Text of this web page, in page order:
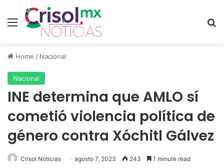
Menu
Home / Nacional
Nacional
INE determina que AMLO sí
cometió violencia política de
género contra Xóchitl Gálvez
Crisol Noticias agosto 7, 2023 243 1 minute read